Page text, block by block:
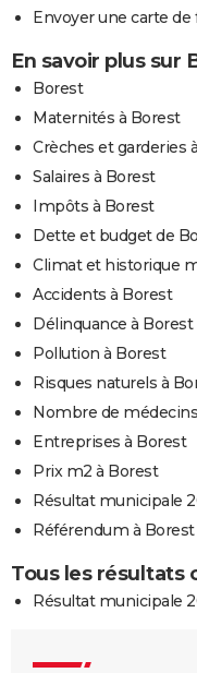
Envoyer une carte
En savoir plus sur
Borest
Maternités à Borest
Crèches et garderies
Salaires à Borest
Impôts à Borest
Dette et budget de
Climat et historique
Accidents à Borest
Délinquance à Borest
Pollution à Borest
Risques naturels à
Nombre de
Entreprises à Borest
Prix m2 à Borest
Résultat municipale
Référendum à Borest
Tous les résultats
Résultat municipale